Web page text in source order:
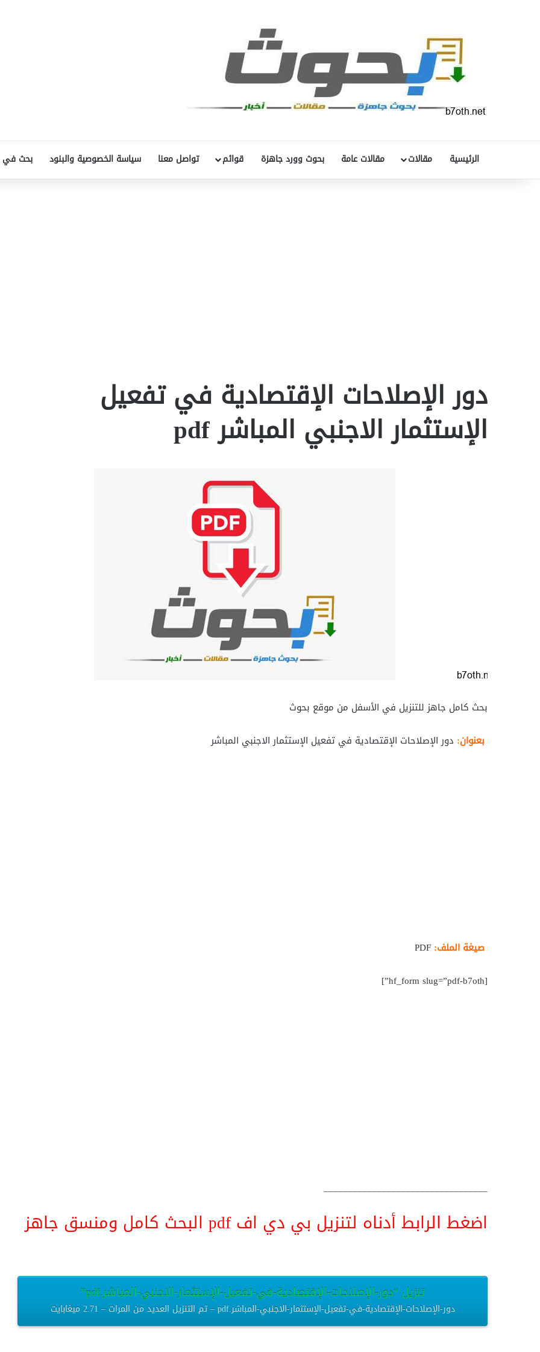
الرئيسية مقالات مقالات عامة بحوث وورد جاهزة قوائم تواصل معنا سياسة الخصوصية والبنود بحث في
دور الإصلاحات الإقتصادية في تفعيل
الإستثمار الاجنبي المباشر pdf
بحث كامل جاهز للتنزيل في الأسفل من موقع بحوث
بعنوان: دور الإصلاحات الإقتصادية في تفعيل الإستثمار الاجنبي المباشر
صيغة الملف:
[hf_form slug=”pdf-b7oth”]
__________________________________
اضغط الرابط أدناه لتنزيل بي دي اف pdf البحث كامل ومنسق جاهز
تنزيل “دور-الإصلاحات-الإقتصادية-في-تفعيل-الإستثمار-الاجنبي-المباشر.pdf”
دور-الإصلاحات-الإقتصادية-في-تفعيل-الإستثمار-الاجنبي-المباشر.pdf – تم التنزيل العديد من المرات – 2.71 ميغابايت